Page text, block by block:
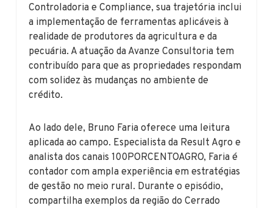
Controladoria e Compliance, sua trajetória inclui
a implementação de ferramentas aplicáveis à
realidade de produtores da agricultura e da
pecuária. A atuação da Avanze Consultoria tem
contribuído para que as propriedades respondam
com solidez às mudanças no ambiente de
crédito.
Ao lado dele, Bruno Faria oferece uma leitura
aplicada ao campo. Especialista da Result Agro e
analista dos canais 100PORCENTOAGRO, Faria é
contador com ampla experiência em estratégias
de gestão no meio rural. Durante o episódio,
compartilha exemplos da região do Cerrado